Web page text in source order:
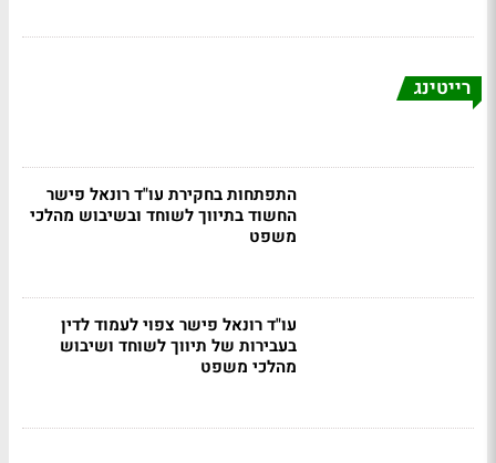
רייטינג
התפתחות בחקירת עו"ד רונאל פישר
החשוד בתיווך לשוחד ובשיבוש מהלכי
משפט
עו"ד רונאל פישר צפוי לעמוד לדין
בעבירות של תיווך לשוחד ושיבוש
מהלכי משפט